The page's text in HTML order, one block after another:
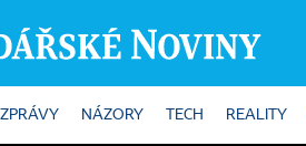
ZPRÁVY NÁZORY TECH REALITY